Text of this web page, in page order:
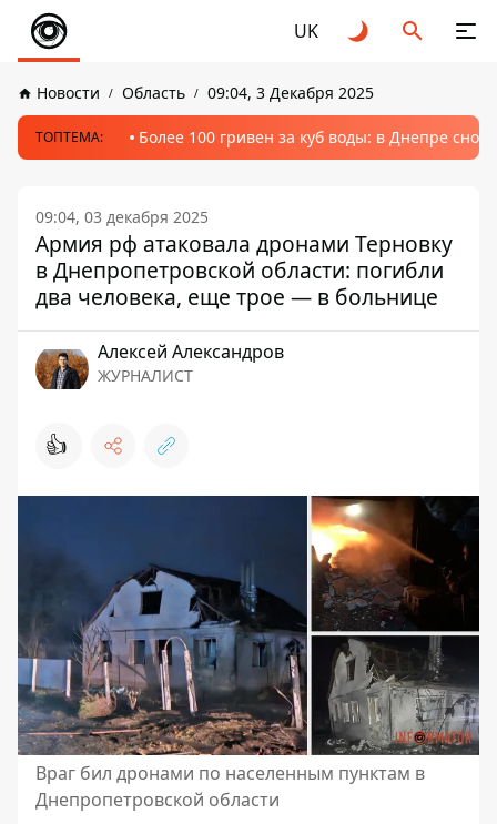
UK
Новости Область 09:04, 3 Декабря 2025
ТОПТЕМА: Более 100 гривен за куб воды: в Днепре
09:04, 03 декабря 2025
Армия рф атаковала дронами Терновку
в Днепропетровской области: погибли
два человека, еще трое — в больнице
Алексей Александров
ЖУРНАЛИСТ
👍
Враг бил дронами по населенным пунктам в
Днепропетровской области